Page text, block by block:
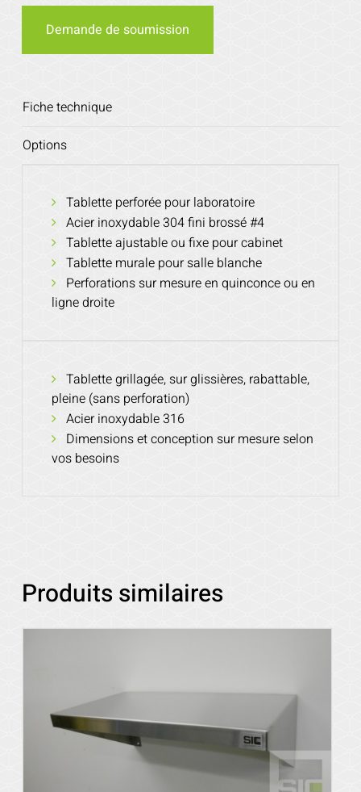
Demande de soumission
Fiche technique
Options
Tablette perforée pour laboratoire
Acier inoxydable 304 fini brossé #4
Tablette ajustable ou fixe pour cabinet
Tablette murale pour salle blanche
Perforations sur mesure en quinconce ou en
ligne droite
Tablette grillagée, sur glissières, rabattable,
pleine (sans perforation)
Acier inoxydable 316
Dimensions et conception sur mesure selon
vos besoins
Produits similaires